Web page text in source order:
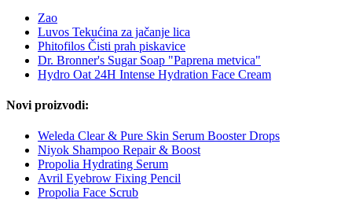
Zao
Luvos Tekućina za jačanje lica
Phitofilos Čisti prah piskavice
Dr. Bronner's Sugar Soap "Paprena metvica"
Hydro Oat 24H Intense Hydration Face Cream
Novi proizvodi:
Weleda Clear & Pure Skin Serum Booster Drops
Niyok Shampoo Repair & Boost
Propolia Hydrating Serum
Avril Eyebrow Fixing Pencil
Propolia Face Scrub